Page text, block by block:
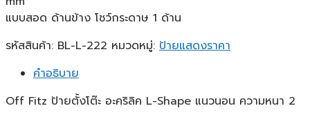
แบบสอด ด้านข้าง โชว์กระดาษ 1 ด้าน
รหัสสินค้า: BL-L-222 หมวดหมู่: ป้ายแสดงราคา
คำอธิบาย
Off Fitz ป้ายตั้งโต๊ะ อะคริลิค L-Shape แนวนอน ความหนา 2